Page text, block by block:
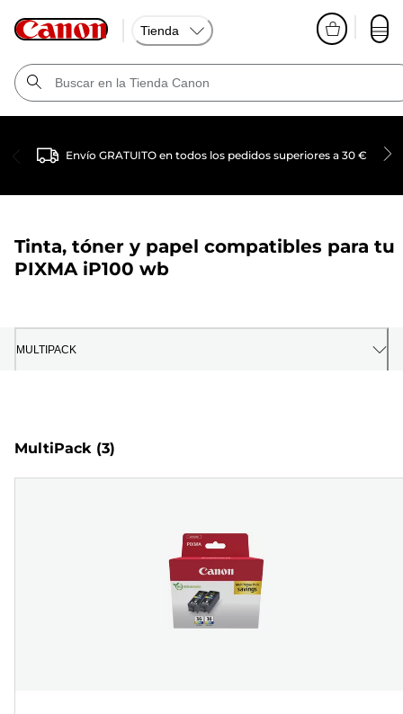
Tienda
Envío GRATUITO en todos los pedidos superiores a 30 €
Tinta, tóner y papel compatibles para tu
PIXMA iP100 wb
MULTIPACK
MultiPack (3)